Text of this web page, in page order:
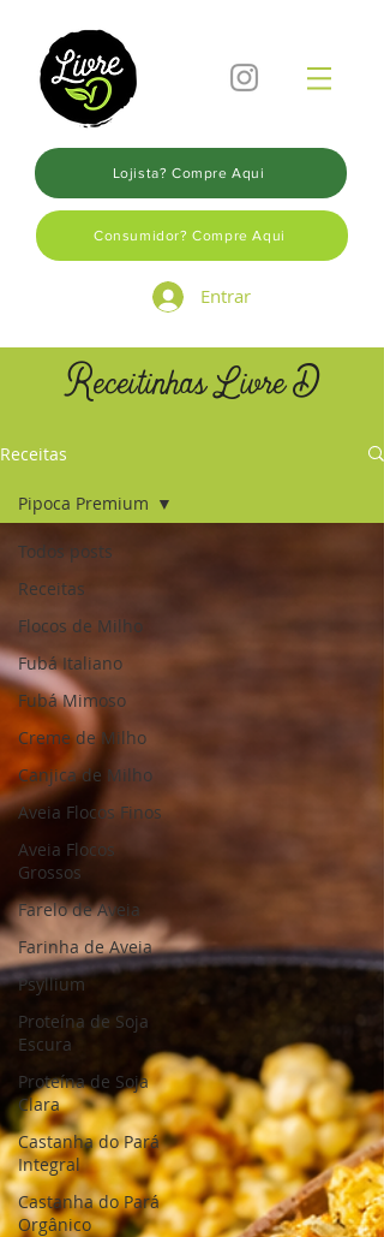
Lojista? Compre Aqui
Consumidor? Compre Aqui
Entrar
Receitinhas Livre D
Receitas
Todos posts
Receitas
Flocos de Milho
Fubá Italiano
Fubá Mimoso
Creme de Milho
Canjica de Milho
Aveia Flocos Finos
Aveia Flocos
Grossos
Farelo de Aveia
Farinha de Aveia
Psyllium
Proteína de Soja
Escura
Proteína de Soja
Clara
Castanha do Pará
Integral
Castanha do Pará
Orgânico
Pipoca Premium